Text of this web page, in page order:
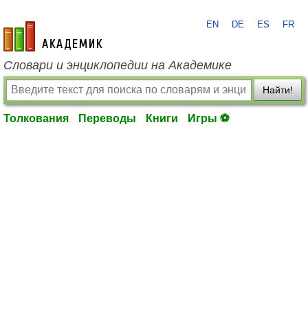
academic.ru
EN DE ES FR
Словари и энциклопедии на Академике
Найти!
Толкования Переводы Книги Игры ⚽